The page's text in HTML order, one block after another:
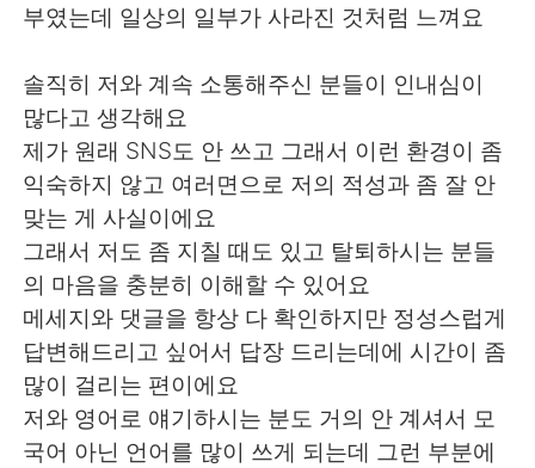
부였는데 일상의 일부가 사라진 것처럼 느껴요
솔직히 저와 계속 소통해주신 분들이 인내심이
많다고 생각해요
제가 원래 SNS도 안 쓰고 그래서 이런 환경이 좀
익숙하지 않고 여러면으로 저의 적성과 좀 잘 안
맞는 게 사실이에요
그래서 저도 좀 지칠 때도 있고 탈퇴하시는 분들
의 마음을 충분히 이해할 수 있어요
메세지와 댓글을 항상 다 확인하지만 정성스럽게
답변해드리고 싶어서 답장 드리는데에 시간이 좀
많이 걸리는 편이에요
저와 영어로 얘기하시는 분도 거의 안 계셔서 모
국어 아닌 언어를 많이 쓰게 되는데 그런 부분에